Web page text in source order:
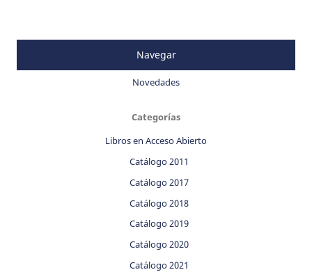
Navegar
Novedades
Categorías
Libros en Acceso Abierto
Catálogo 2011
Catálogo 2017
Catálogo 2018
Catálogo 2019
Catálogo 2020
Catálogo 2021